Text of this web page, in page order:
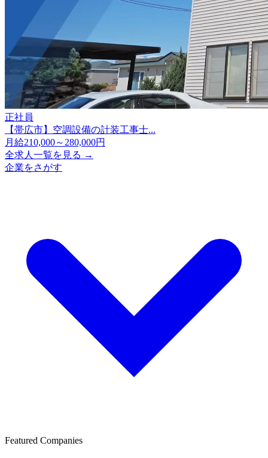
正社員
【帯広市】空調設備の計装工事士...
月給210,000～280,000円
全求人一覧を見る →
企業をさがす
Featured Companies